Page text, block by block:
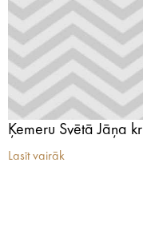
Ķemeru Svētā Jāņa
Lasīt vairāk